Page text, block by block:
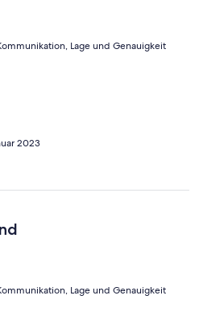
Lage und Genauigkeit
2023
Lage und Genauigkeit